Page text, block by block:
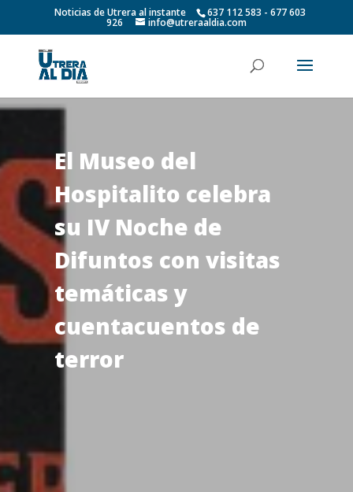
Noticias de Utrera al instante 637 112 583 - 677 603
926 info@utreraaldia.com
El Museo del
Hospitalito celebra
su IV Noche de
Difuntos con visitas
temáticas y
cuentacuentos de
terror